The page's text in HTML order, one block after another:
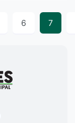
6 7